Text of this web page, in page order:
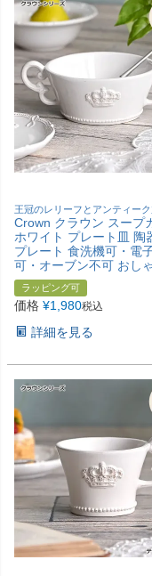
王冠のレリーフとアンティーク
Crown クラウン スープ
ホワイト プレート皿 陶
プレート 食洗機可・電
可・オーブン不可 おし
ラッピング可
価格 ¥1,980税込
詳細を見る